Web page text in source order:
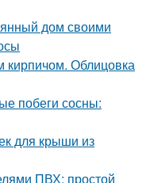
дом своими
кирпичом. Облицовка
побеги сосны:
для крыши из
ПВХ: простой